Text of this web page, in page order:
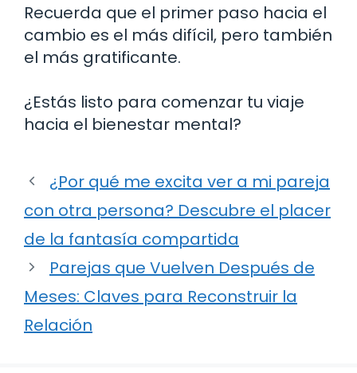
Recuerda que el primer paso hacia el
cambio es el más difícil, pero también
el más gratificante.
¿Estás listo para comenzar tu viaje
hacia el bienestar mental?
¿Por qué me excita ver a mi pareja
con otra persona? Descubre el placer
de la fantasía compartida
Parejas que Vuelven Después de
Meses: Claves para Reconstruir la
Relación